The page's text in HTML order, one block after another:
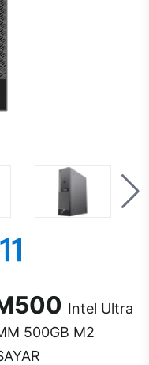
Intel Ultra
500GB M2